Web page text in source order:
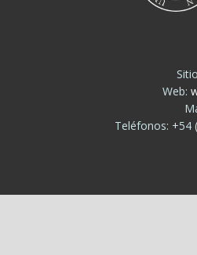
Web:
Teléfonos: +54